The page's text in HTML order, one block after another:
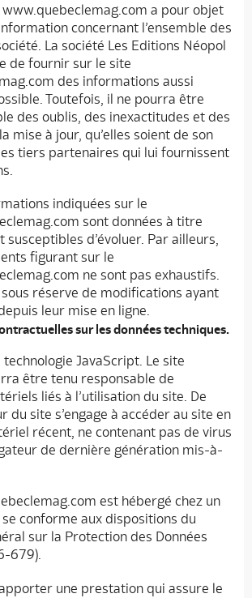
a pour objet
concernant l’ensemble des
La société Les Editions Néopol
de fournir sur le site
des informations aussi
Toutefois, il ne pourra être
des oublis, des inexactitudes et des
mise à jour, qu’elles soient de son
tiers partenaires qui lui fournissent
indiquées sur le
sont données à titre
susceptibles d’évoluer. Par ailleurs,
figurant sur le
ne sont pas exhaustifs.
réserve de modifications ayant
leur mise en ligne.
sur les données techniques.
JavaScript. Le site
être tenu responsable de
liés à l’utilisation du site. De
du site s’engage à accéder au site en
récent, ne contenant pas de virus
de dernière génération mis-à-
est hébergé chez un
conforme aux dispositions du
sur la Protection des Données
679).
une prestation qui assure le